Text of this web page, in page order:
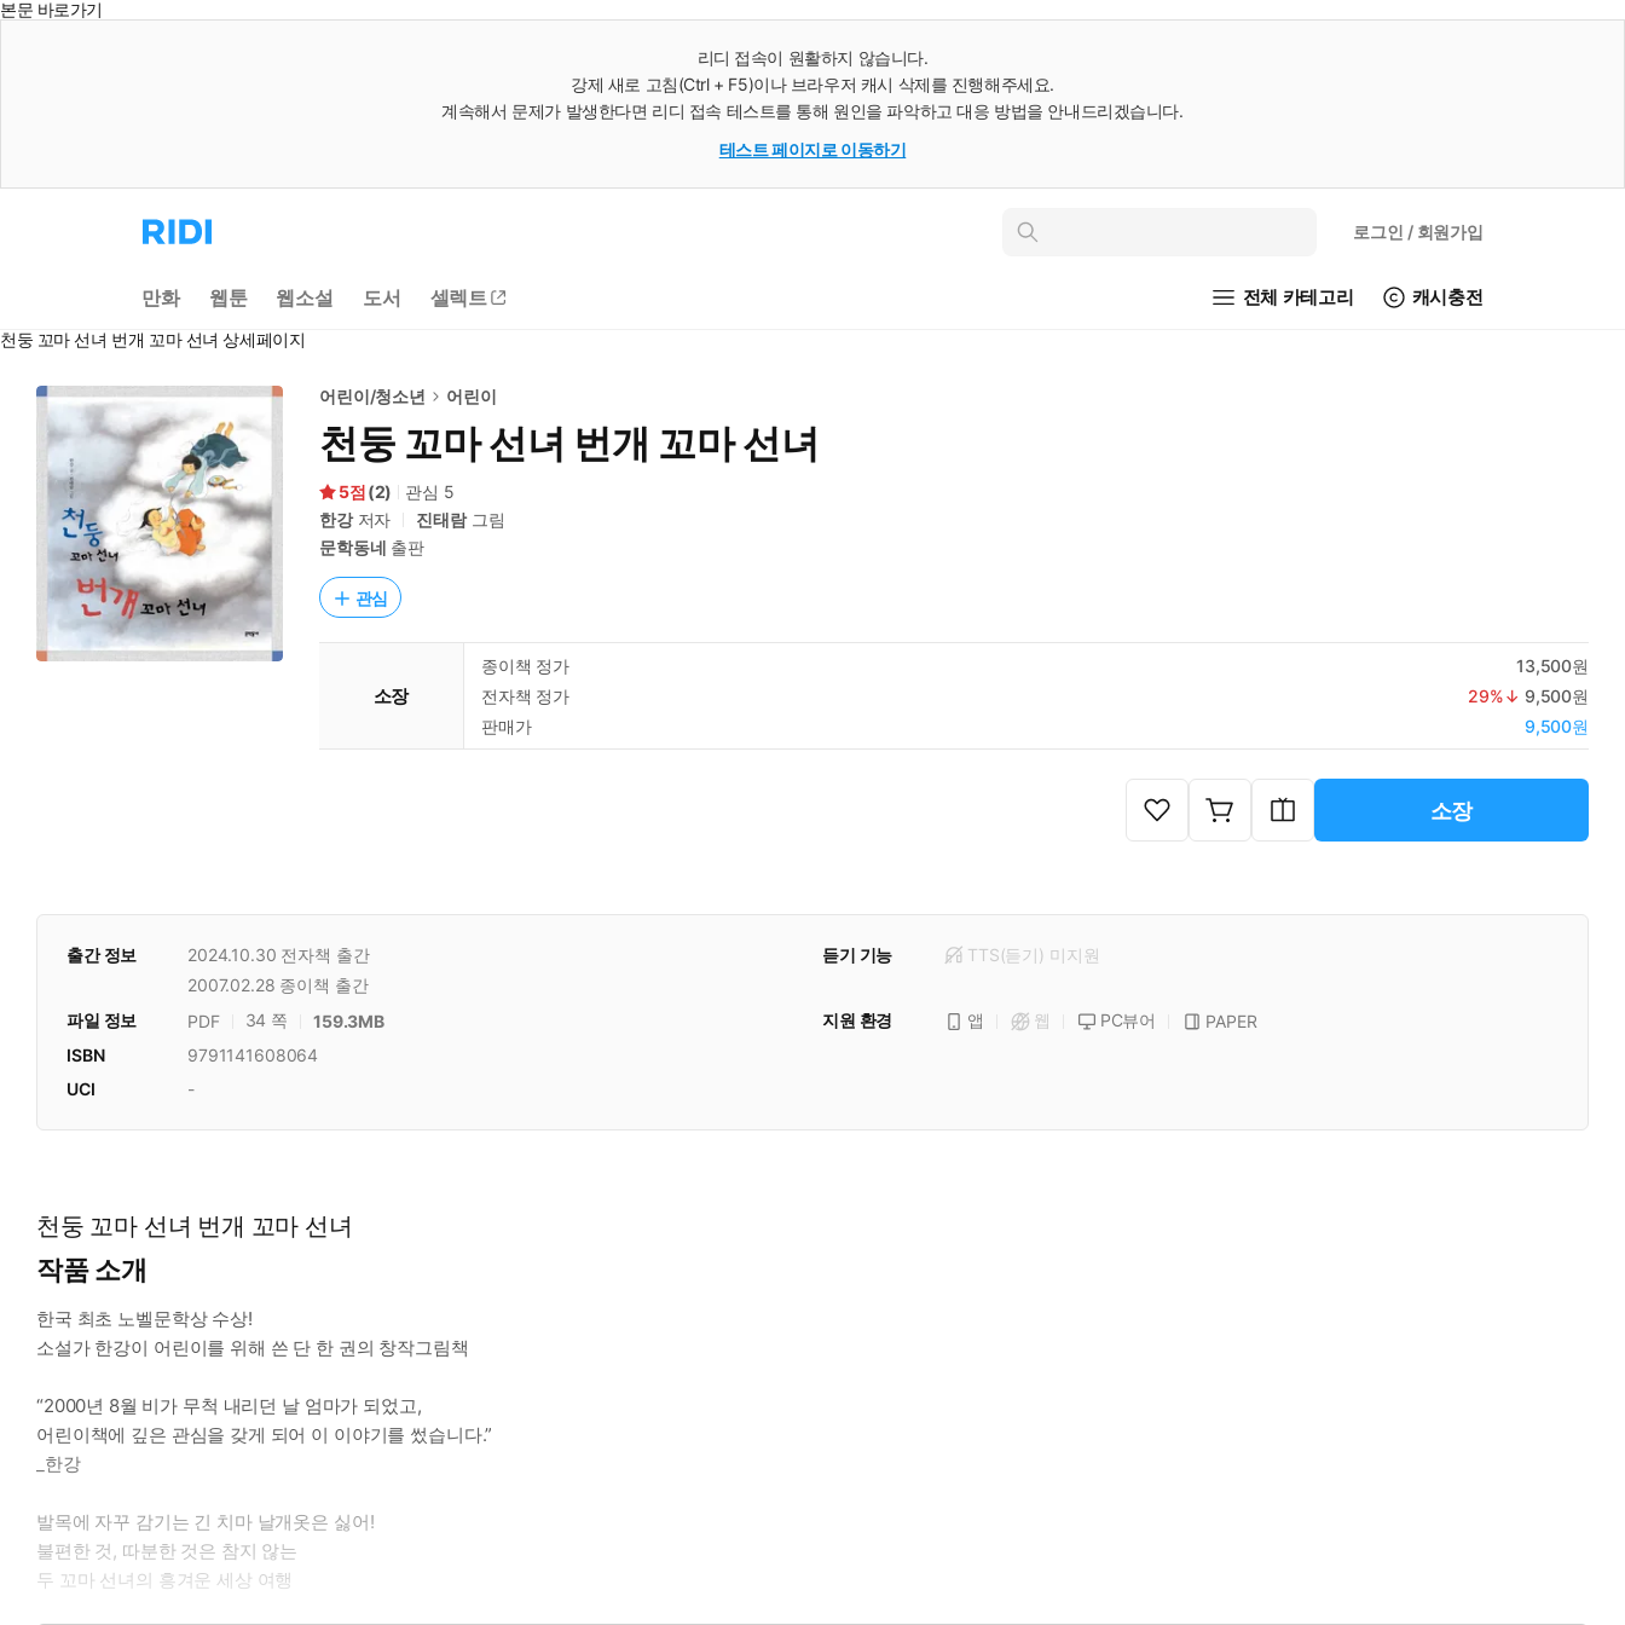
본문 바로가기
리디 접속이 원활하지 않습니다.
강제 새로 고침(Ctrl + F5)이나 브라우저 캐시 삭제를 진행해주세요.
계속해서 문제가 발생한다면 리디 접속 테스트를 통해 원인을 파악하고 대응 방법을 안내드리겠습니다.
테스트 페이지로 이동하기
리
디
으
로
동
인
로그인 / 회원가입
만화 웹툰 웹소설 도서 셀렉트 전체 카테고리 캐시충전
천둥 꼬마 선녀 번개 꼬마 선녀 상세페이지
어린이/청소년 어린이
천둥 꼬마 선녀 번개 꼬마 선녀
5 (2) 관심 5
한강저자 진태람그림
문학동네 출판
관심
소장
종이책 정가
13,500원
전자책 정가
29%↓ 9,500원
판매가
9,500원
소장
출간 정보 2024.10.30 전자책 출간
2007.02.28 종이책 출간
듣기 기능 TTS(듣기) 미지원
파일 정보 PDF 34 쪽 159.3MB 지원 환경 앱 웹 PC뷰어
PAPER
ISBN
9791141608064
UCI
-
천둥 꼬마 선녀 번개 꼬마 선녀
작품 소개
한국 최초 노벨문학상 수상!
소설가 한강이 어린이를 위해 쓴 단 한 권의 창작그림책
“2000년 8월 비가 무척 내리던 날 엄마가 되었고,
어린이책에 깊은 관심을 갖게 되어 이 이야기를 썼습니다.”
_한강
발목에 자꾸 감기는 긴 치마 날개옷은 싫어!
불편한 것, 따분한 것은 참지 않는
두 꼬마 선녀의 흥겨운 세상 여행